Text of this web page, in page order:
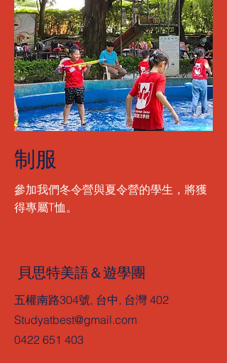
制服
參加我們冬令營與夏令營的學生，將獲
得專屬T恤。
貝思特美語＆遊學團
五權南路304號, 台中, 台灣 402
Studyatbest@gmail.com
0422 651 403